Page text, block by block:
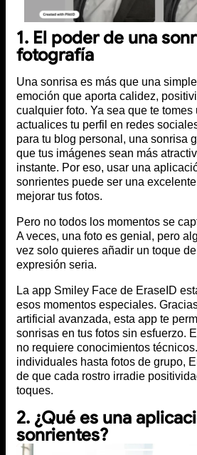
1. El poder de una
fotografía
Una sonrisa es más que una
emoción que aporta calidez,
cualquier foto. Ya sea que te tomes
actualices tu perfil en redes
para tu blog personal, una sonrisa
que tus imágenes sean más
instante. Por eso, usar una
sonrientes puede ser una
mejorar tus fotos.
Pero no todos los momentos se
A veces, una foto es genial, pero
vez solo quieres añadir un toque
expresión seria.
La app Smiley Face de EraseID
esos momentos especiales.
artificial avanzada, esta app te
sonrisas en tus fotos sin esfuerzo.
no requiere conocimientos
individuales hasta fotos de grupo,
de que cada rostro irradie
toques.
2. ¿Qué es una
sonrientes?